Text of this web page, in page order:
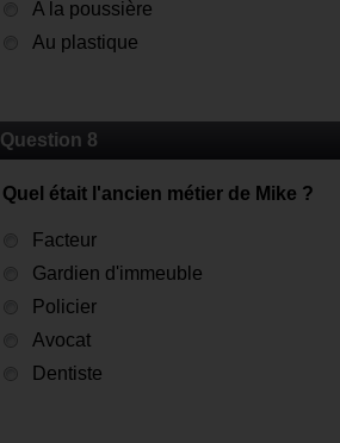
A la poussière
Au plastique
Question 8
Quel était l'ancien métier de Mike ?
Facteur
Gardien d'immeuble
Policier
Avocat
Dentiste